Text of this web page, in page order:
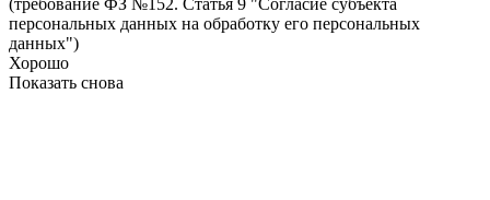
персональных данных на обработку его персональных
данных")
Хорошо
Показать снова